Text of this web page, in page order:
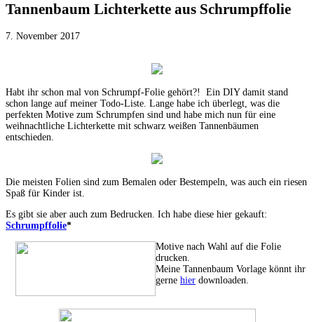
Tannenbaum Lichterkette aus Schrumpffolie
7. November 2017
Habt ihr schon mal von Schrumpf-Folie gehört?! Ein DIY damit stand
schon lange auf meiner Todo-Liste. Lange habe ich überlegt, was die
perfekten Motive zum Schrumpfen sind und habe mich nun für eine
weihnachtliche Lichterkette mit schwarz weißen Tannenbäumen
entschieden.
Die meisten Folien sind zum Bemalen oder Bestempeln, was auch ein riesen
Spaß für Kinder ist.
Es gibt sie aber auch zum Bedrucken. Ich habe diese hier gekauft:
Schrumpffolie*
Motive nach Wahl auf die Folie
drucken.
Meine Tannenbaum Vorlage könnt ihr
gerne hier downloaden.